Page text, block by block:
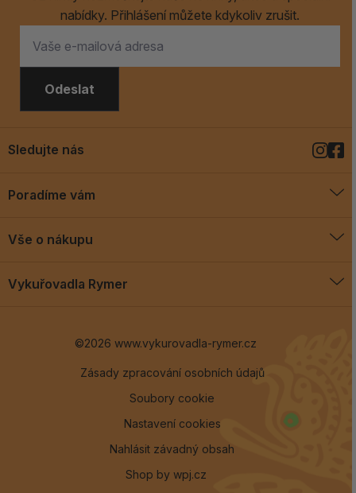
nabídky. Přihlášení můžete kdykoliv zrušit.
Odeslat
Poradíme vám
Blog
Vše o nákupu
Vykuřovadla Rymer
Sledujte nás
©2026 www.vykurovadla-rymer.cz
Zásady zpracování osobních údajů
Soubory cookie
Nastavení cookies
Nahlásit závadný obsah
Shop by wpj.cz